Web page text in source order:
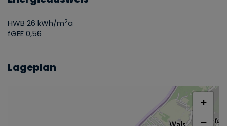
HWB 26 kWh/m2a
fGEE0,56
Lageplan
+
−